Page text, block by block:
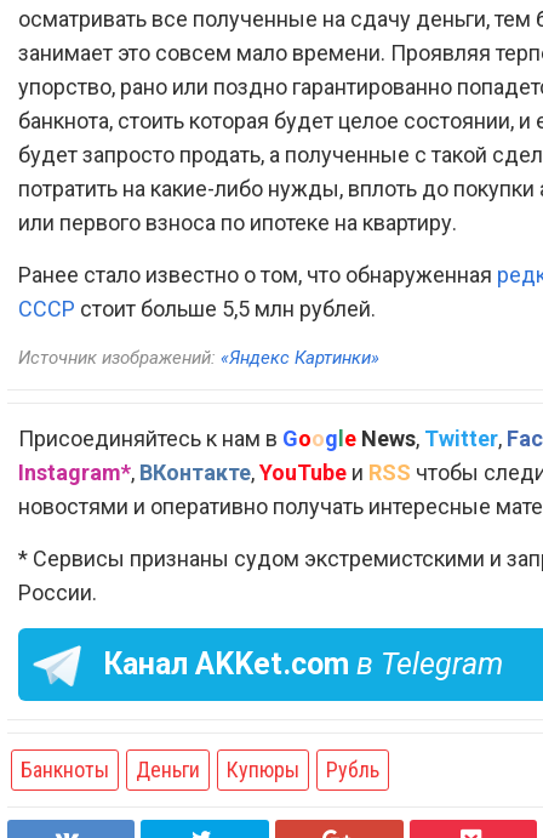
осматривать все полученные на сдачу деньги, тем
занимает это совсем мало времени. Проявляя
упорство, рано или поздно гарантированно
банкнота, стоить которая будет целое состоянии,
будет запросто продать, а полученные с такой
потратить на какие-либо нужды, вплоть до
или первого взноса по ипотеке на квартиру.
Ранее стало известно о том, что обнаруженная
СССР стоит больше 5,5 млн рублей.
Источник изображений: «Яндекс Картинки»
Присоединяйтесь к нам в Goog e News, Twitter,
Instagram*, ВКонтакте,YouTube и RSS чтобы
новостями и оперативно получать интересные
* Сервисы признаны судом экстремистскими и
России.
Канал AKKet.com в Telegram
Банкноты Деньги Купюры Рубль